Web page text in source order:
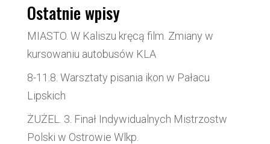
Ostatnie wpisy
MIASTO. W Kaliszu kręcą film. Zmiany w
kursowaniu autobusów KLA
8-11.8. Warsztaty pisania ikon w Pałacu
Lipskich
ŻUŻEL. 3. Finał Indywidualnych Mistrzostw
Polski w Ostrowie Wlkp.